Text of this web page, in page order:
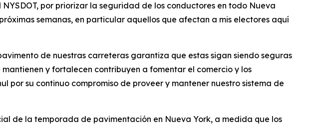
por priorizar la seguridad de los conductores en todo Nueva
semanas, en particular aquellos que afectan a mis electores aquí
de nuestras carreteras garantiza que estas sigan siendo seguras
y fortalecen contribuyen a fomentar el comercio y los
por su continuo compromiso de proveer y mantener nuestro sistema de
de la temporada de pavimentación en Nueva York, a medida que los